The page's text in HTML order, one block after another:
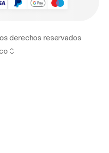
derechos reservados